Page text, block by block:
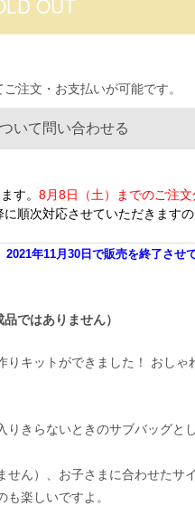
注文・お支払いが可能です。
いて問い合わせる
す。8月8日（土）までのご注文
順次対応させていただきますの
年11月30日で販売を終了させ
ではありません）
キットができました！ おし
きらないときのサブバッグと
ん）、お子さまに合わせたサ
楽しいですよ。